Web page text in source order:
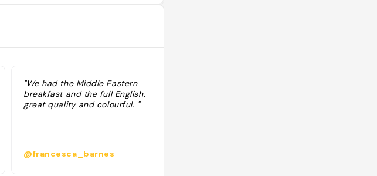
"We had the Middle Eastern
breakfast and the full English. It was
great quality and colourful. "
@francesca_barnes